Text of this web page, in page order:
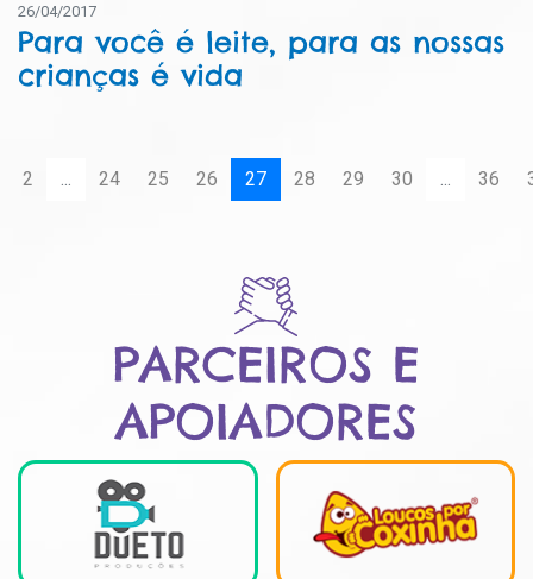
26/04/2017
Para você é leite, para as nossas
crianças é vida
2 24 25 26 27 28 29 30 36
PARCEIROS E
APOIADORES